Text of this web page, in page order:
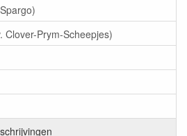
Clover-Prym-Scheepjes)